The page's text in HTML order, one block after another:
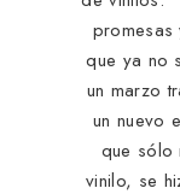
que ya no
un marzo
un nuevo
que sólo
vinilo, se